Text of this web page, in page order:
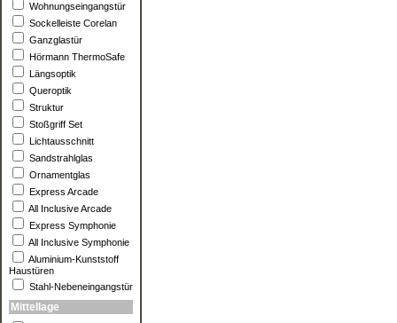
Wohnungseingangstür
Sockelleiste Corelan
Ganzglastür
Hörmann ThermoSafe
Längsoptik
Queroptik
Struktur
Stoßgriff Set
Lichtausschnitt
Sandstrahlglas
Ornamentglas
Express Arcade
All Inclusive Arcade
Express Symphonie
All Inclusive Symphonie
Aluminium-Kunststoff
Haustüren
Stahl-Nebeneingangstür
Mittellage